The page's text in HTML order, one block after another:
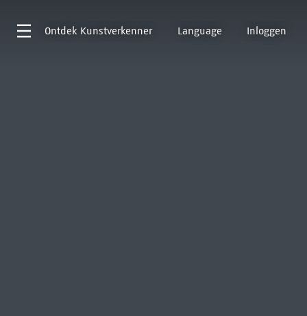
Ontdek Kunstverkenner Language Inloggen